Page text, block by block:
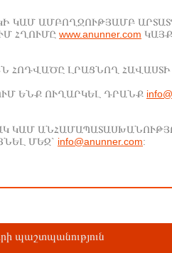
ԿԱՄ ԱՄԲՈՂՋՈՒԹՅԱՄԲ
ՀՂՈՒՄԸ www.anunner.com
ՀՈԴՎԱԾԸ ԼՐԱՑՆՈՂ ՀԱՎԱՍՏԻ
ԵՆՔ ՈՒՂԱՐԿԵԼ ԴՐԱՆՔ
ԿԱՄ
ՄԵԶ` info@anunner.com:
պաշտպանություն